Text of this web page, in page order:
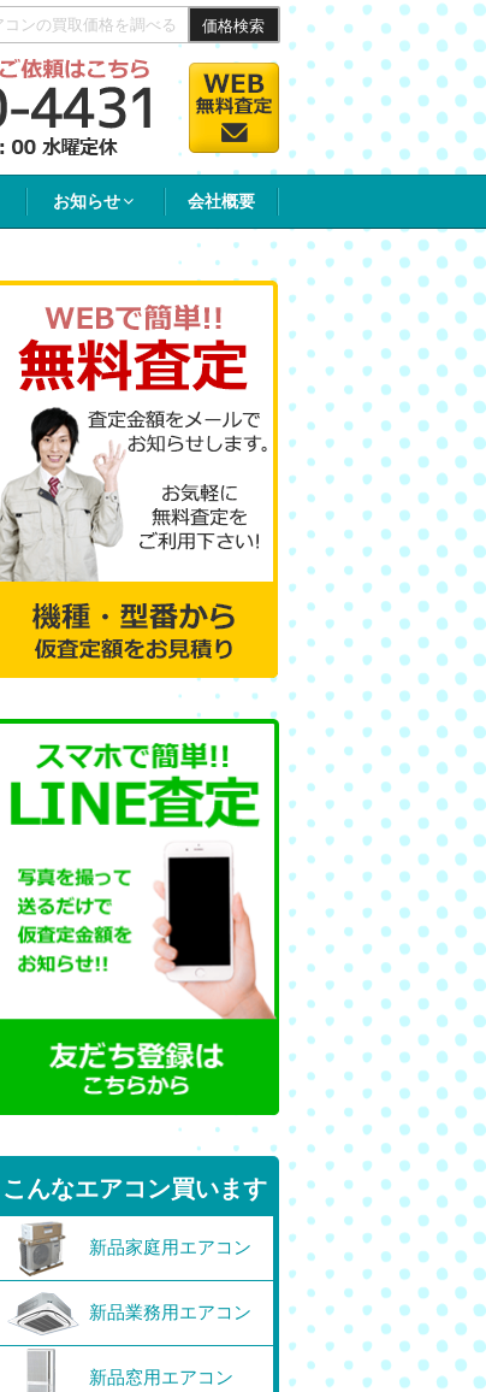
価格検索
お知らせ 会社概要
こんなエアコン買います
新品家庭用エアコン
新品業務用エアコン
新品窓用エアコン